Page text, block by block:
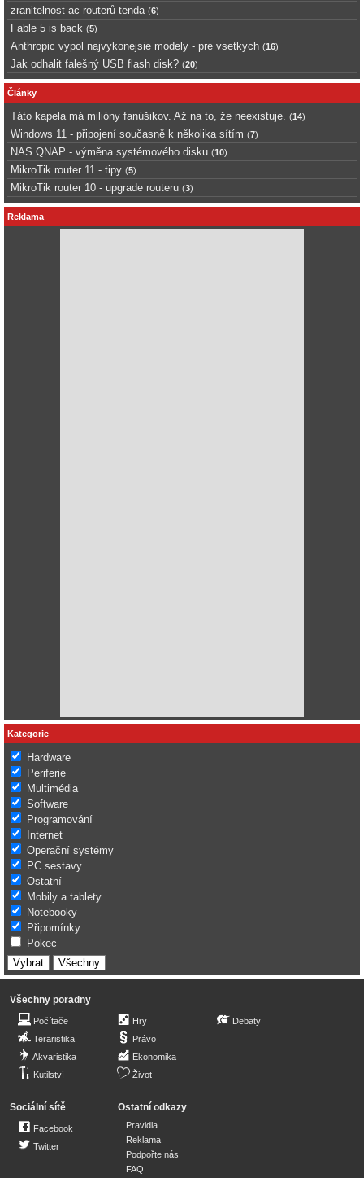
zranitelnost ac routerů tenda (6)
Fable 5 is back (5)
Anthropic vypol najvykonejsie modely - pre vsetkych (16)
Jak odhalit falešný USB flash disk? (20)
Články
Táto kapela má milióny fanúšikov. Až na to, že neexistuje. (14)
Windows 11 - připojení současně k několika sítím (7)
NAS QNAP - výměna systémového disku (10)
MikroTik router 11 - tipy (5)
MikroTik router 10 - upgrade routeru (3)
Reklama
Kategorie
Hardware
Periferie
Multimédia
Software
Programování
Internet
Operační systémy
PC sestavy
Ostatní
Mobily a tablety
Notebooky
Připomínky
Pokec
Všechny poradny
Počítače
Teraristika
Akvaristika
Kutilství
Hry
Právo
Ekonomika
Život
Debaty
Sociální sítě
Facebook
Twitter
Ostatní odkazy
Pravidla
Reklama
Podpořte nás
FAQ